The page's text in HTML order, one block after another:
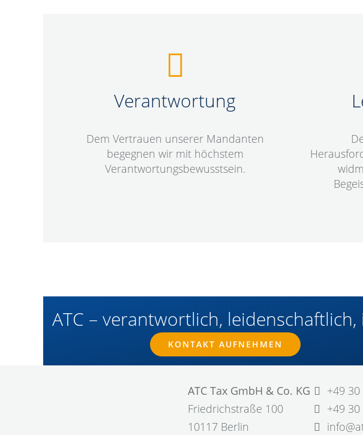
Verantwortung
Dem Vertrauen unserer Mandanten
begegnen wir mit höchstem
Verantwortungsbewusstsein.
ATC – verantwortlich, leidenschaftlich,
KONTAKT AUFNEHMEN
ATC Tax GmbH & Co. KG
Friedrichstraße 100
10117 Berlin
+49
+49